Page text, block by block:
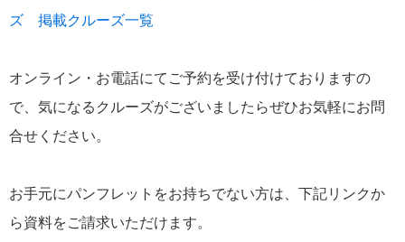
ズ 掲載クルーズ一覧
オンライン・お電話にてご予約を受け付けておりますの
で、気になるクルーズがございましたらぜひお気軽にお問
合せください。
お手元にパンフレットをお持ちでない方は、下記リンクか
ら資料をご請求いただけます。
お知らせ
おすすめ情報
飛鳥Ⅲ
キュナード